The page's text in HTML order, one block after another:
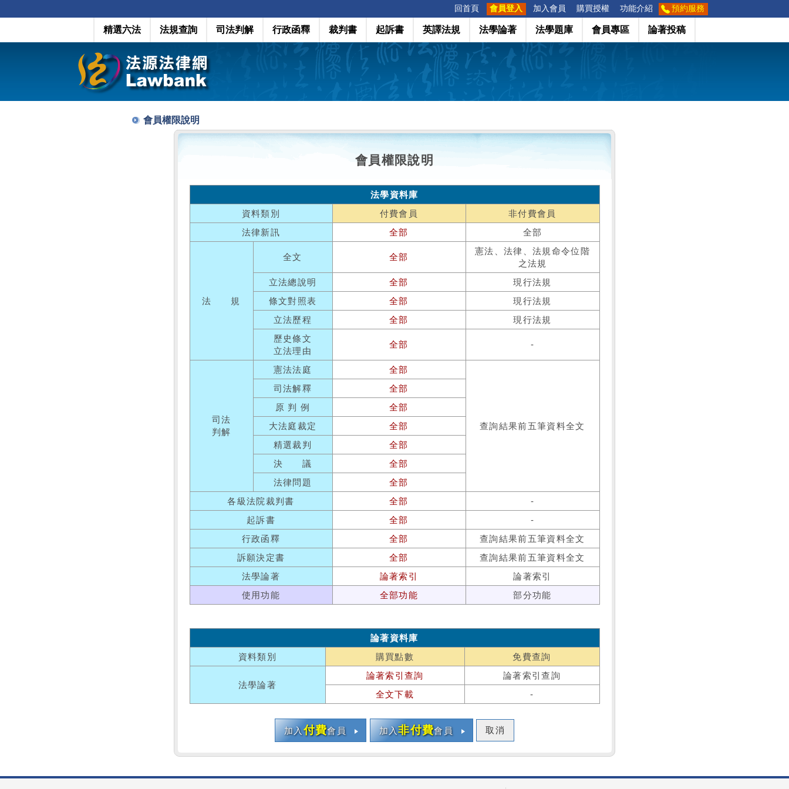
回首頁 會員登入 加入會員 購買授權 功能介紹 預約服務
精選六法 法規查詢 司法判解 行政函釋 裁判書 起訴書 英譯法規 法學論著 法學題庫 會員專區 論著投稿
會員權限說明
會員權限說明
法學資料庫
資料類別
付費會員
非付費會員
法律新訊
全部 全部
法 規
全文 全部
憲法、法律、法規命令位階
之法規
立法總說明
全部
現行法規
條文對照表
全部
現行法規
立法歷程
全部
現行法規
歷史條文
立法理由
全部 -
司法
判解
憲法法庭 全部
查詢結果前五筆資料全文
司法解釋
全部
原 判 例
全部
大法庭裁定
全部
精選裁判
全部
決 議
全部
法律問題
全部
各級法院裁判書
全部
-
起訴書
全部
-
行政函釋
全部
查詢結果前五筆資料全文
訴願決定書
全部
查詢結果前五筆資料全文
法學論著
論著索引
論著索引
使用功能
全部功能 部分功能
論著資料庫
資料類別
購買點數 免費查詢
法學論著
論著索引查詢
論著索引查詢
全文下載
-
加入付費會員 加入非付費會員 取消